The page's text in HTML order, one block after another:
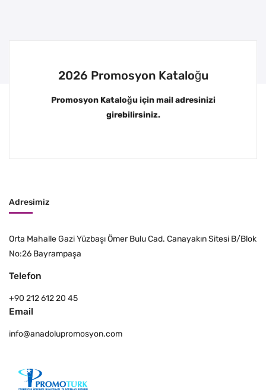
2026 Promosyon Kataloğu
Promosyon Kataloğu için mail adresinizi
girebilirsiniz.
Adresimiz
Orta Mahalle Gazi Yüzbaşı Ömer Bulu Cad. Canayakın Sitesi B/Blok
No:26 Bayrampaşa
Telefon
+90 212 612 20 45
Email
info@anadolupromosyon.com